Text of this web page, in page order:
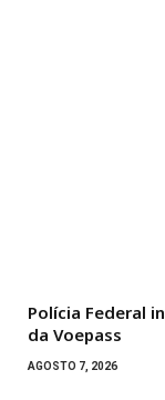
Polícia Federal
da Voepass
AGOSTO 7, 2026